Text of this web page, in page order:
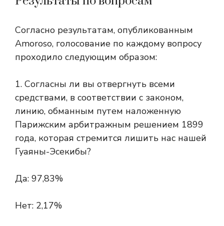
Согласно результатам, опубликованным
Amoroso, голосование по каждому вопросу
проходило следующим образом:
1. Согласны ли вы отвергнуть всеми
средствами, в соответствии с законом,
линию, обманным путем наложенную
Парижским арбитражным решением 1899
года, которая стремится лишить нас нашей
Гуаяны-Эсекибы?
Да: 97,83%
Нет: 2,17%